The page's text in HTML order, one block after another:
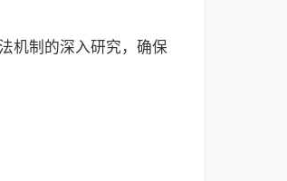
机制的深入研究，确保